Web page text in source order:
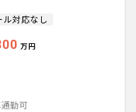
ル対応なし
万円
勤可